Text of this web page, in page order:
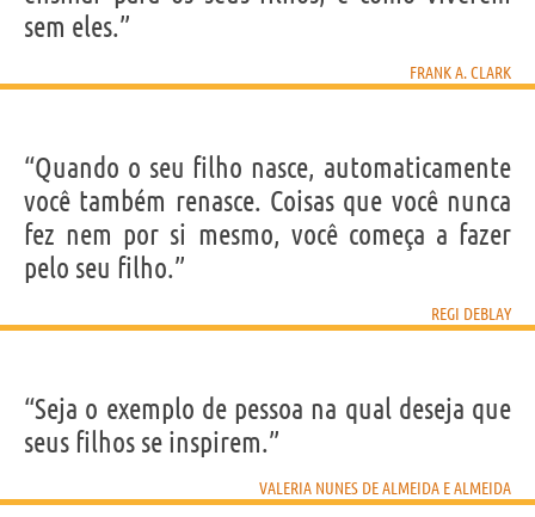
sem eles.”
FRANK A. CLARK
“Quando o seu filho nasce, automaticamente
você também renasce. Coisas que você nunca
fez nem por si mesmo, você começa a fazer
pelo seu filho.”
REGI DEBLAY
“Seja o exemplo de pessoa na qual deseja que
seus filhos se inspirem.”
VALERIA NUNES DE ALMEIDA E ALMEIDA